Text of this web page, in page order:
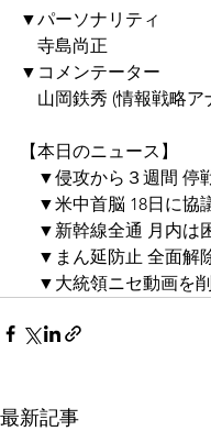
▼パーソナリティ
寺島尚正
▼コメンテーター
山岡鉄秀 (情報戦略ア
【本日のニュース】
▼侵攻から３週間 停
▼米中首脳 18日に協
▼新幹線全通 月内は
▼まん延防止 全面解
▼大統領ニセ動画を
最新記事